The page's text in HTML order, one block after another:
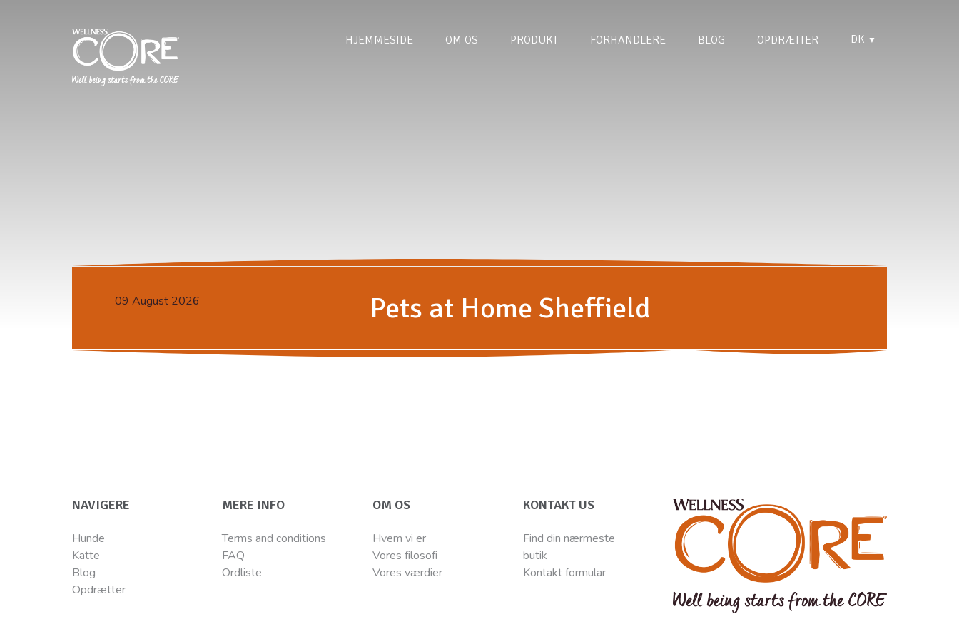
HJEMMESIDE OM OS PRODUKT FORHANDLERE BLOG OPDRÆTTER DK ▼
09 August 2026 Pets at Home Sheffield
NAVIGERE
Hunde
Katte
Blog
Opdrætter
MERE INFO
Terms and conditions
FAQ
Ordliste
OM OS
Hvem vi er
Vores filosofi
Vores værdier
KONTAKT US
Find din nærmeste
butik
Kontaktformular